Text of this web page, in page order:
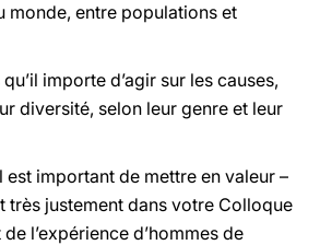
monde, entre populations et
importe d’agir sur les causes,
diversité, selon leur genre et leur
est important de mettre en valeur –
très justement dans votre Colloque
l’expérience d’hommes de